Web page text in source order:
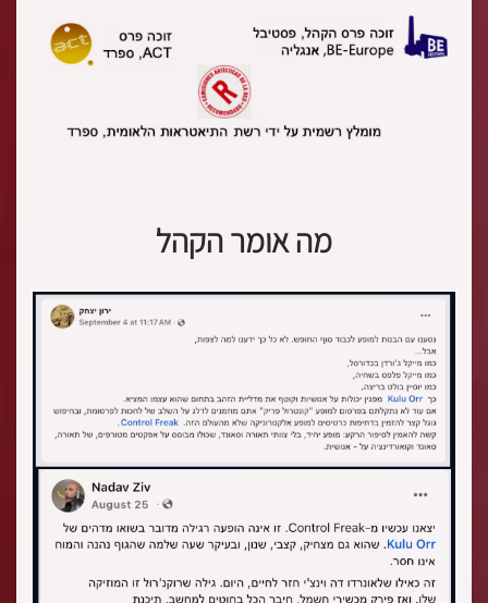
מה אומר הקהל